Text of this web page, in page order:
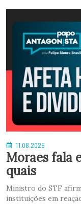
11.08.2025
Moraes fala
quais
Ministro do STF
instituições em